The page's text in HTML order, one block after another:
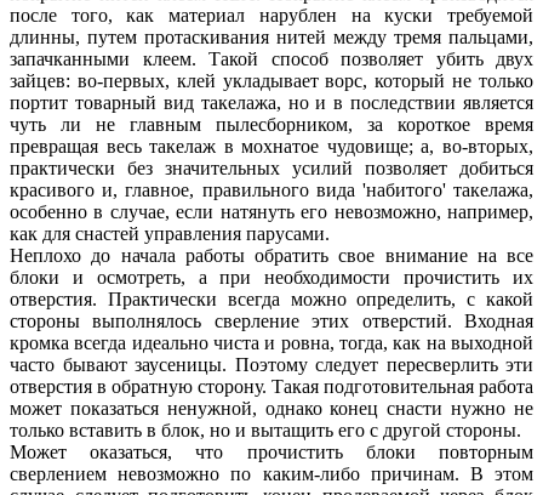
после того, как материал нарублен на куски требуемой
длинны, путем протаскивания нитей между тремя пальцами,
запачканными клеем. Такой способ позволяет убить двух
зайцев: во-первых, клей укладывает ворс, который не только
портит товарный вид такелажа, но и в последствии является
чуть ли не главным пылесборником, за короткое время
превращая весь такелаж в мохнатое чудовище; а, во-вторых,
практически без значительных усилий позволяет добиться
красивого и, главное, правильного вида 'набитого' такелажа,
особенно в случае, если натянуть его невозможно, например,
как для снастей управления парусами.
Неплохо до начала работы обратить свое внимание на все
блоки и осмотреть, а при необходимости прочистить их
отверстия. Практически всегда можно определить, с какой
стороны выполнялось сверление этих отверстий. Входная
кромка всегда идеально чиста и ровна, тогда, как на выходной
часто бывают заусеницы. Поэтому следует пересверлить эти
отверстия в обратную сторону. Такая подготовительная работа
может показаться ненужной, однако конец снасти нужно не
только вставить в блок, но и вытащить его с другой стороны.
Может оказаться, что прочистить блоки повторным
сверлением невозможно по каким-либо причинам. В этом